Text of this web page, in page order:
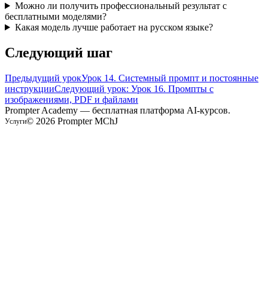
Можно ли получить профессиональный результат с
бесплатными моделями?
Какая модель лучше работает на русском языке?
Следующий шаг
Предыдущий урокУрок 14. Системный промпт и постоянные
инструкцииСледующий урок: Урок 16. Промпты с
изображениями, PDF и файлами
Prompter Academy — бесплатная платформа AI-курсов.
Услуги© 2026 Prompter MChJ